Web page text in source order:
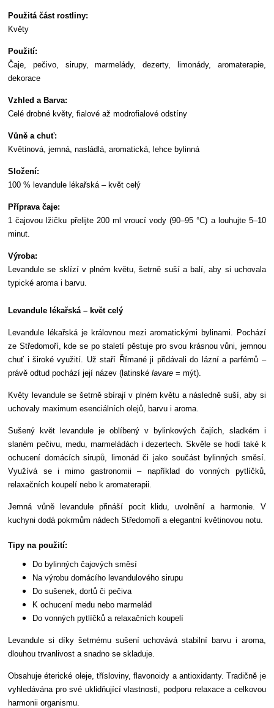
Použitá část rostliny:
Květy
Použití:
Čaje, pečivo, sirupy, marmelády, dezerty, limonády, aromaterapie,
dekorace
Vzhled a Barva:
Celé drobné květy, fialové až modrofialové odstíny
Vůně a chuť:
Květinová, jemná, nasládlá, aromatická, lehce bylinná
Složení:
100 % levandule lékařská – květ celý
Příprava čaje:
1 čajovou lžičku přelijte 200 ml vroucí vody (90–95 °C) a louhujte 5–10
minut.
Výroba:
Levandule se sklízí v plném květu, šetrně suší a balí, aby si uchovala
typické aroma i barvu.
Levandule lékařská – květ celý
Levandule lékařská je královnou mezi aromatickými bylinami. Pochází
ze Středomoří, kde se po staletí pěstuje pro svou krásnou vůni, jemnou
chuť i široké využití. Už staří Římané ji přidávali do lázní a parfémů –
právě odtud pochází její název (latinskélavare = mýt).
Květy levandule se šetrně sbírají v plném květu a následně suší, aby si
uchovaly maximum esenciálních olejů, barvu i aroma.
Sušený květ levandule je oblíbený v bylinkových čajích, sladkém i
slaném pečivu, medu, marmeládách i dezertech. Skvěle se hodí také k
ochucení domácích sirupů, limonád či jako součást bylinných směsí.
Využívá se i mimo gastronomii – například do vonných pytlíčků,
relaxačních koupelí nebo k aromaterapii.
Jemná vůně levandule přináší pocit klidu, uvolnění a harmonie. V
kuchyni dodá pokrmům nádech Středomoří a elegantní květinovou notu.
Tipy na použití:
Do bylinných čajových směsí
Na výrobu domácího levandulového sirupu
Do sušenek, dortů či pečiva
K ochucení medu nebo marmelád
Do vonných pytlíčků a relaxačních koupelí
Levandule si díky šetrnému sušení uchovává stabilní barvu i aroma,
dlouhou trvanlivost a snadno se skladuje.
Obsahuje éterické oleje, třísloviny, flavonoidy a antioxidanty. Tradičně je
vyhledávána pro své uklidňující vlastnosti, podporu relaxace a celkovou
harmonii organismu.